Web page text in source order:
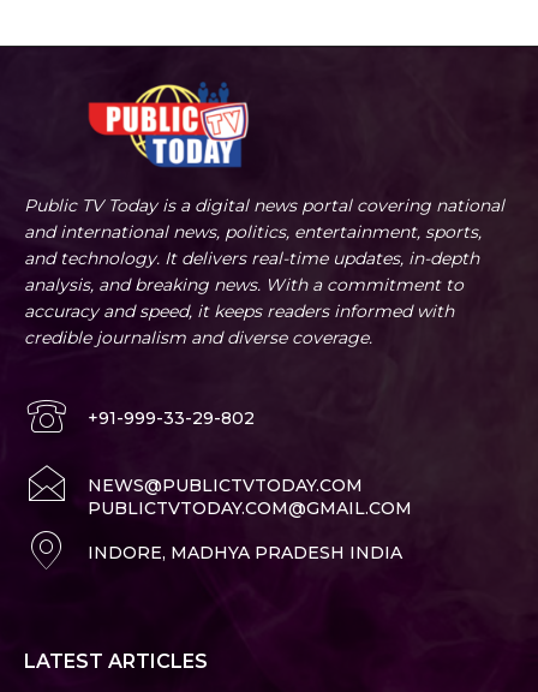
Public TV Today is a digital news portal covering national
and international news, politics, entertainment, sports,
and technology. It delivers real-time updates, in-depth
analysis, and breaking news. With a commitment to
accuracy and speed, it keeps readers informed with
credible journalism and diverse coverage.
+91-999-33-29-802
NEWS@PUBLICTVTODAY.COM
PUBLICTVTODAY.COM@GMAIL.COM
INDORE, MADHYA PRADESH INDIA
LATEST ARTICLES